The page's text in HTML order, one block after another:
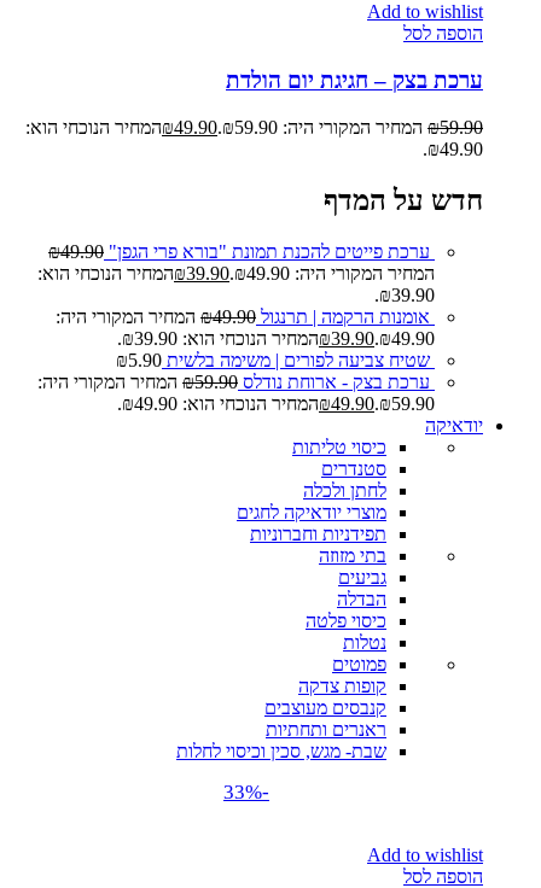
Add to wishlist
הוספה לסל
ערכת בצק – חגיגת יום הולדת
₪59.90 המחיר המקורי היה: ₪59.90. ₪49.90
המחיר הנוכחי הוא:
₪49.90.
חדש על המדף
ערכת פייטים להכנת תמונת "בורא פרי הגפן" ₪49.90
המחיר המקורי היה: ₪49.90.
₪39.90
המחיר הנוכחי הוא:
₪39.90.
אומנות הרקמה | תרנגול
₪49.90
המחיר המקורי היה:
₪49.90.
₪39.90
המחיר הנוכחי הוא: ₪39.90.
שטיח צביעה לפורים | משימה בלשית
₪5.90
ערכת בצק - ארוחת נודלס
₪59.90
המחיר המקורי היה:
₪59.90.
₪49.90
המחיר הנוכחי הוא: ₪49.90.
יודאיקה
כיסוי טליתות
סטנדרים
לחתן ולכלה
מוצרי יודאיקה לחגים
תפידניות וחברוניות
בתי מזוזה
גביעים
הבדלה
כיסוי פלטה
נטלות
פמוטים
קופות צדקה
קנבסים מעוצבים
ראנרים ותחתיות
שבת- מגש, סכין וכיסוי לחלות
-33%
Add to wishlist
הוספה לסל